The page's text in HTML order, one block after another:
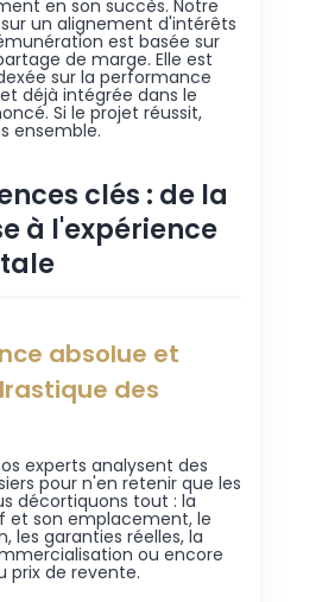
en son succès. Notre
un alignement d'intérêts
est basée sur
de marge. Elle est
sur la performance
déjà intégrée dans le
Si le projet réussit,
ensemble.
clés : de la
à l'expérience
absolue et
des
experts analysent des
pour n'en retenir que les
décortiquons tout : la
et son emplacement, le
les garanties réelles, la
ou encore
prix de revente.